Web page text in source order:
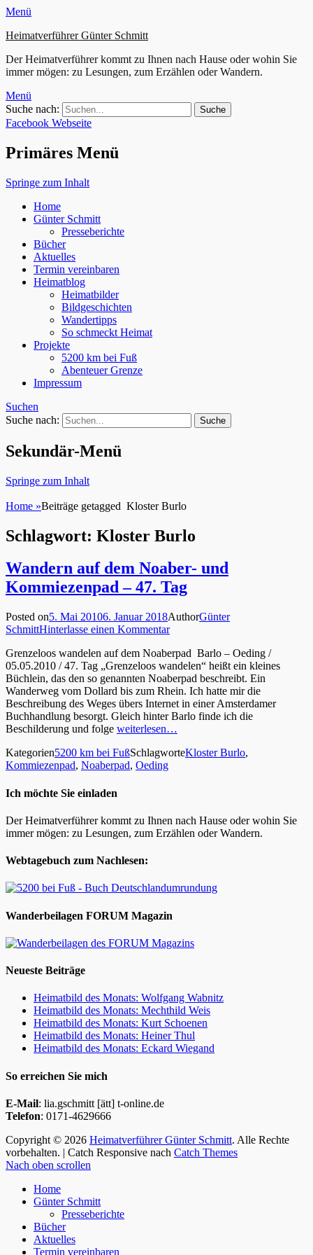
Menü
Heimatverführer Günter Schmitt
Der Heimatverführer kommt zu Ihnen nach Hause oder wohin Sie
immer mögen: zu Lesungen, zum Erzählen oder Wandern.
Menü
Suche nach:
Facebook Webseite
Primäres Menü
Springe zum Inhalt
Home
Günter Schmitt
Presseberichte
Bücher
Aktuelles
Termin vereinbaren
Heimatblog
Heimatbilder
Bildgeschichten
Wandertipps
So schmeckt Heimat
Projekte
5200 km bei Fuß
Abenteuer Grenze
Impressum
Suchen
Suche nach:
Sekundär-Menü
Springe zum Inhalt
Home »Beiträge getagged Kloster Burlo
Schlagwort: Kloster Burlo
Wandern auf dem Noaber- und
Kommiezenpad – 47. Tag
Posted on5. Mai 20106. Januar 2018AuthorGünter
SchmittHinterlasse einen Kommentar
Grenzeloos wandelen auf dem Noaberpad Barlo – Oeding /
05.05.2010 / 47. Tag „Grenzeloos wandelen“ heißt ein kleines
Büchlein, das den so genannten Noaberpad beschreibt. Ein
Wanderweg vom Dollard bis zum Rhein. Ich hatte mir die
Beschreibung des Weges übers Internet in einer Amsterdamer
Buchhandlung besorgt. Gleich hinter Barlo finde ich die
Beschilderung und folge weiterlesen…
Kategorien5200 km bei FußSchlagworteKloster Burlo,
Kommiezenpad, Noaberpad, Oeding
Ich möchte Sie einladen
Der Heimatverführer kommt zu Ihnen nach Hause oder wohin Sie
immer mögen: zu Lesungen, zum Erzählen oder Wandern.
Webtagebuch zum Nachlesen:
Wanderbeilagen FORUM Magazin
Neueste Beiträge
Heimatbild des Monats: Wolfgang Wabnitz
Heimatbild des Monats: Mechthild Weis
Heimatbild des Monats: Kurt Schoenen
Heimatbild des Monats: Heiner Thul
Heimatbild des Monats: Eckard Wiegand
So erreichen Sie mich
E-Mail: lia.gschmitt [ätt] t-online.de
Telefon: 0171-4629666
Copyright © 2026 Heimatverführer Günter Schmitt. Alle Rechte
vorbehalten. | Catch Responsive nach Catch Themes
Nach oben scrollen
Home
Günter Schmitt
Presseberichte
Bücher
Aktuelles
Termin vereinbaren